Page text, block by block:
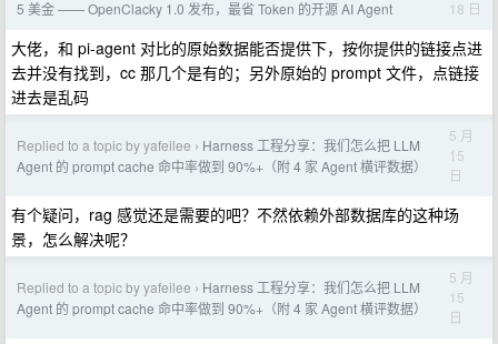
5 美金 —— OpenClacky 1.0 发布，最省 Token 的开源 AI Agent
18 日
大佬，和 pi-agent 对比的原始数据能否提供下，按你提供的链接点进
去并没有找到，cc 那几个是有的；另外原始的 prompt 文件，点链接
进去是乱码
Replied to a topic by yafeilee › Harness 工程分享：我们怎么把 LLM
Agent 的 prompt cache 命中率做到 90%+（附 4 家 Agent 横评数据）
5 月
15
日
有个疑问，rag 感觉还是需要的吧？不然依赖外部数据库的这种场
景，怎么解决呢？
Replied to a topic by yafeilee › Harness 工程分享：我们怎么把 LLM
Agent 的 prompt cache 命中率做到 90%+（附 4 家 Agent 横评数据）
5 月
15
日